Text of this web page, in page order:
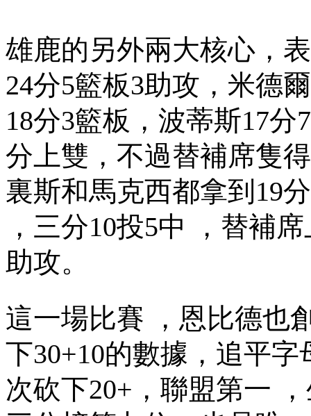
雄鹿的另外兩大核心，
24分5籃板3助攻，米
18分3籃板，波蒂斯17分
分上雙，不過替補席隻得
裏斯和馬克西都拿到19分
，三分10投5中 ，替
助攻 。
這一場比賽 ，恩比德也
下30+10的數據 ，追平字母
次砍下20+，聯盟第一